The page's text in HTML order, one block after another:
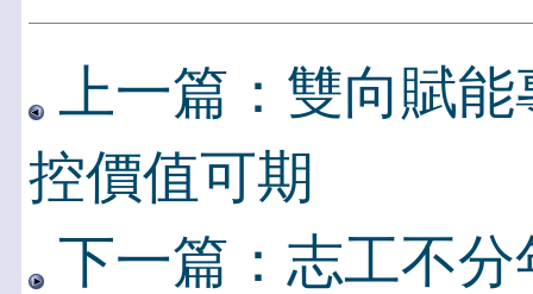
上一篇：雙向賦
控價值可期
下一篇：志工不